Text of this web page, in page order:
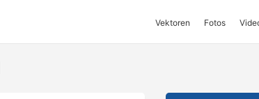
Vektoren Fotos